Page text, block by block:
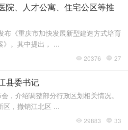
院、人才公寓、住宅公区等推
布《重庆市加快发展新型建造方式培育
》。其中提出， ...
 20376  27
县委书记
，介绍调整部分行政区划相关情况。
区，撤销江北区 ...
 29883  33